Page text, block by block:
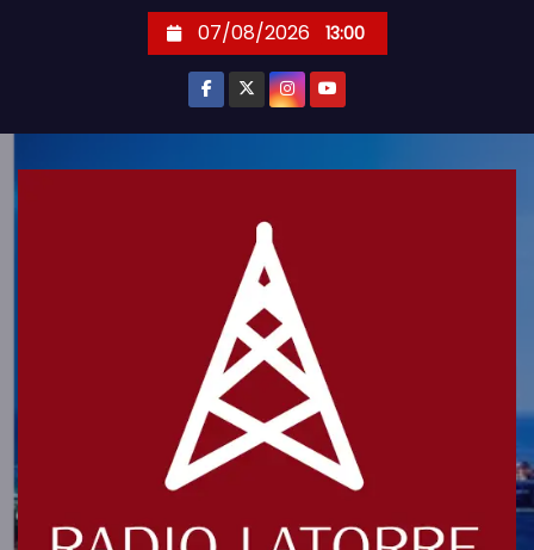
07/08/2026 13:00